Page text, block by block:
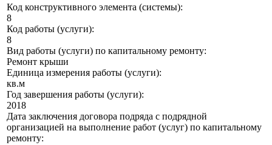
Код конструктивного элемента (системы):
8
Код работы (услуги):
8
Вид работы (услуги) по капитальному ремонту:
Ремонт крыши
Единица измерения работы (услуги):
кв.м
Год завершения работы (услуги):
2018
Дата заключения договора подряда с подрядной
организацией на выполнение работ (услуг) по капитальному
ремонту: